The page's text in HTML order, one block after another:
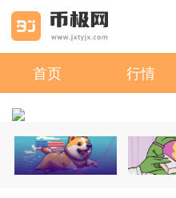
首页 行情